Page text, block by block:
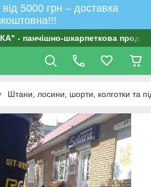
5000 грн – доставка
- панчішно-шкарпеткова
Штани, лосини, шорти, колготки та